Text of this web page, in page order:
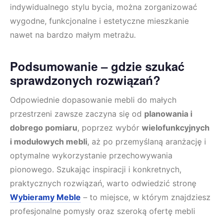
indywidualnego stylu bycia, można zorganizować
wygodne, funkcjonalne i estetyczne mieszkanie
nawet na bardzo małym metrażu.
Podsumowanie – gdzie szukać
sprawdzonych rozwiązań?
Odpowiednie dopasowanie mebli do małych
przestrzeni zawsze zaczyna się od planowania i
dobrego pomiaru, poprzez wybór wielofunkcyjnych
i modułowych mebli, aż po przemyślaną aranżację i
optymalne wykorzystanie przechowywania
pionowego. Szukając inspiracji i konkretnych,
praktycznych rozwiązań, warto odwiedzić stronę
Wybieramy Meble – to miejsce, w którym znajdziesz
profesjonalne pomysły oraz szeroką ofertę mebli